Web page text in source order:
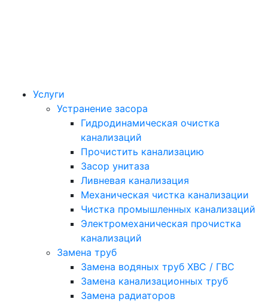
Услуги
Устранение засора
Гидродинамическая очистка
канализаций
Прочистить канализацию
Засор унитаза
Ливневая канализация
Механическая чистка канализации
Чистка промышленных канализаций
Электромеханическая прочистка
канализаций
Замена труб
Замена водяных труб ХВС / ГВС
Замена канализационных труб
Замена радиаторов